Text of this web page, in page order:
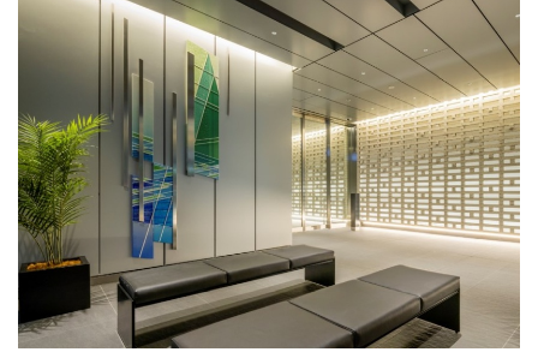
「建学の精神」 H2780×W900㎜ 「神山・学歌」右壁 H120